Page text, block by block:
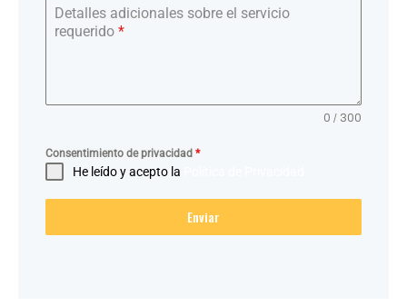
Detalles adicionales sobre el servicio
requerido *
0 / 300
Consentimiento de privacidad *
He leído y acepto la
Enviar